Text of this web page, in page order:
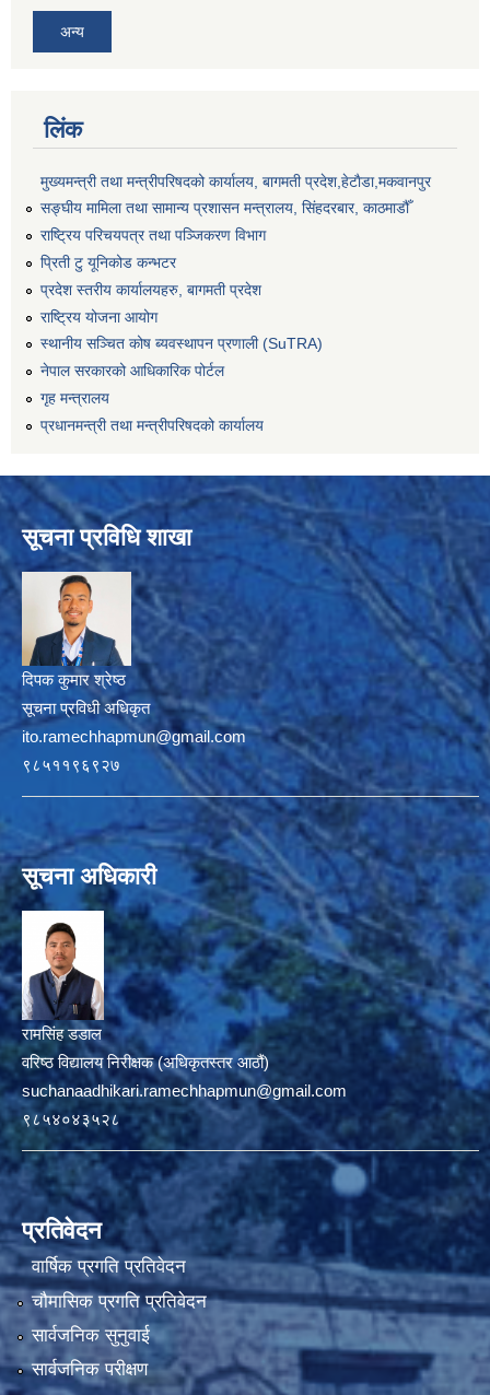
अन्य
लिंक
मुख्यमन्त्री तथा मन्त्रीपरिषदको कार्यालय, बागमती प्रदेश,हेटाैडा,मकवानपुर
सङ्‍घीय मामिला तथा सामान्य प्रशासन मन्त्रालय, सिंहदरबार, काठमाडौँ
राष्ट्रिय परिचयपत्र तथा पञ्जिकरण विभाग
प्रिती टु यूनिकोड कन्भटर
प्रदेश स्तरीय कार्यालयहरु, बागमती प्रदेश
राष्ट्रिय योजना आयोग
स्थानीय सञ्चित कोष ब्यवस्थापन प्रणाली (SuTRA)
नेपाल सरकारको आधिकारिक पोर्टल
गृह मन्त्रालय
प्रधानमन्त्री तथा मन्त्रीपरिषदको कार्यालय
सूचना प्रविधि शाखा
दिपक कुमार श्रेष्ठ
सूचना प्रविधी अधिकृत
ito.ramechhapmun@gmail.com
९८५११९६९२७
सूचना अधिकारी
रामसिंह डडाल
वरिष्ठ विद्यालय निरीक्षक (अधिकृतस्तर आठौं)
suchanaadhikari.ramechhapmun@gmail.com
९८५४०४३५२८
प्रतिवेदन
वार्षिक प्रगति प्रतिवेदन
चौमासिक प्रगति प्रतिवेदन
सार्वजनिक सुनुवाई
सार्वजनिक परीक्षण